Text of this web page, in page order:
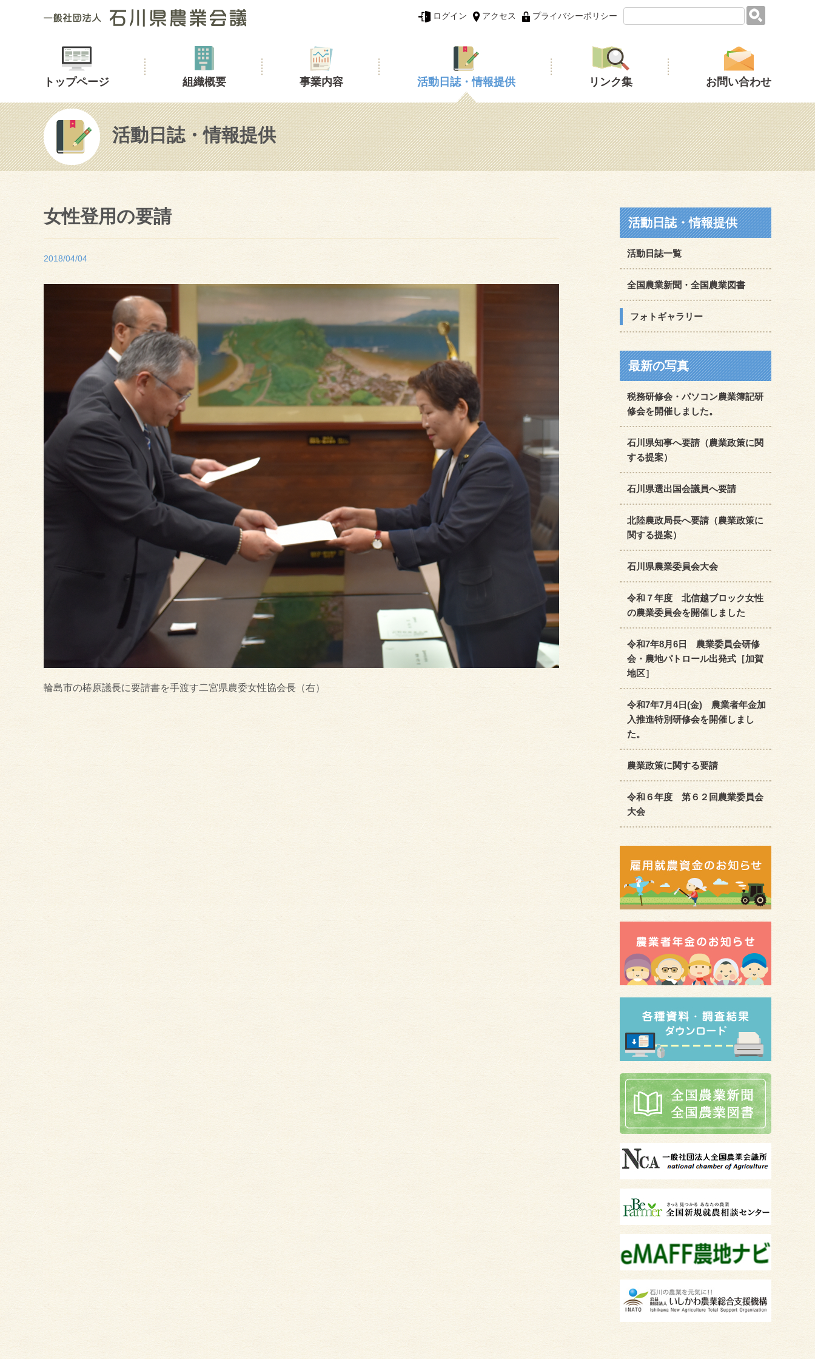
ログイン アクセス プライバシーポリシー
トップページ 組織概要 事業内容 活動日誌・情報提供 リンク集 お問い合わせ
活動日誌・情報提供
女性登用の要請
2018/04/04
輪島市の椿原議長に要請書を手渡す二宮県農委女性協会長（右）
活動日誌・情報提供
活動日誌一覧
全国農業新聞・全国農業図書
フォトギャラリー
最新の写真
税務研修会・パソコン農業簿記研
修会を開催しました。
石川県知事へ要請（農業政策に関
する提案）
石川県選出国会議員へ要請
北陸農政局長へ要請（農業政策に
関する提案）
石川県農業委員会大会
令和７年度 北信越ブロック女性
の農業委員会を開催しました
令和7年8月6日 農業委員会研修
会・農地パトロール出発式［加賀
地区］
令和7年7月4日(金) 農業者年金加
入推進特別研修会を開催しまし
た。
農業政策に関する要請
令和６年度 第６２回農業委員会
大会